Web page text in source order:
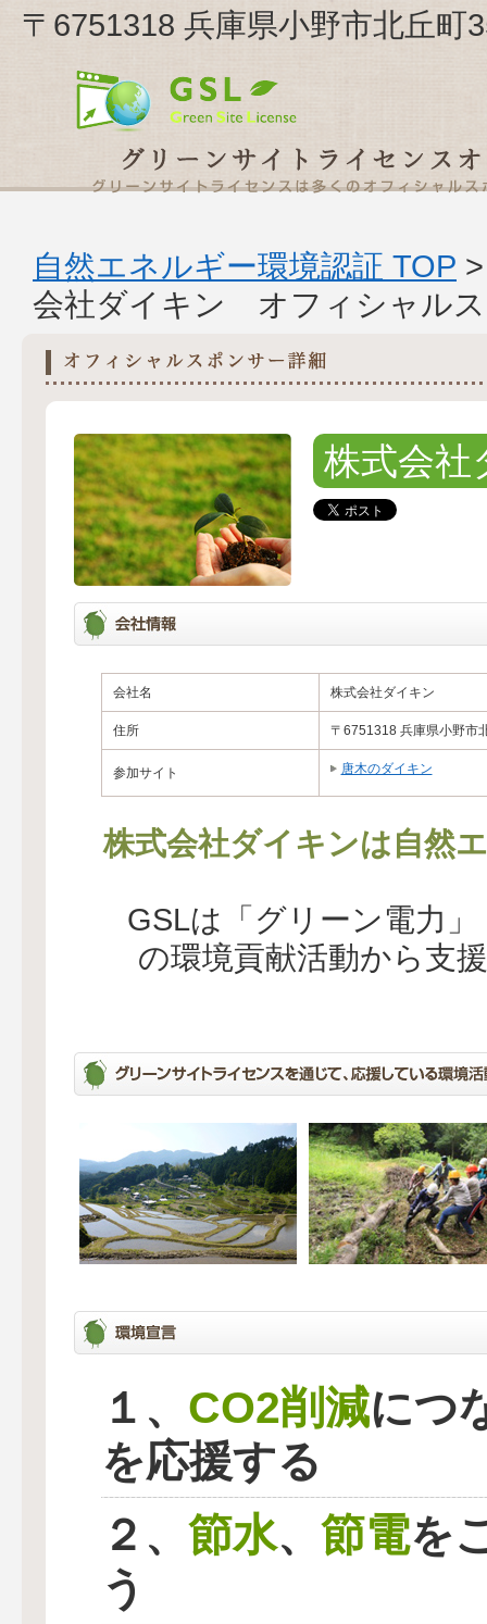
〒6751318 兵庫県小野市北丘
自然エネルギー環境認証 TOP
会社ダイキン オフィシャル
株式会社
会社名 株式会社ダイキン
住所 〒6751318 兵庫県小野市
参加サイト 唐木のダイキン
株式会社ダイキンは自然
GSLは「グリーン電力
の環境貢献活動から支
１、 CO2削減につ
を応援する
２、 節水、 節電を
う